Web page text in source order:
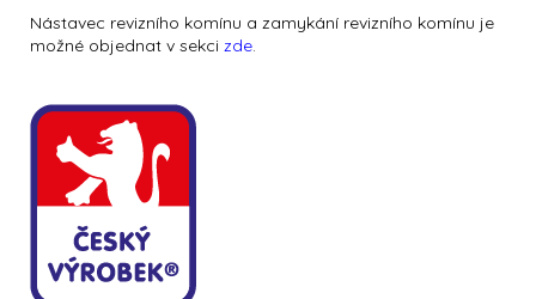
Nástavec revizního komínu a zamykání revizního komínu je
možné objednat v sekci zde